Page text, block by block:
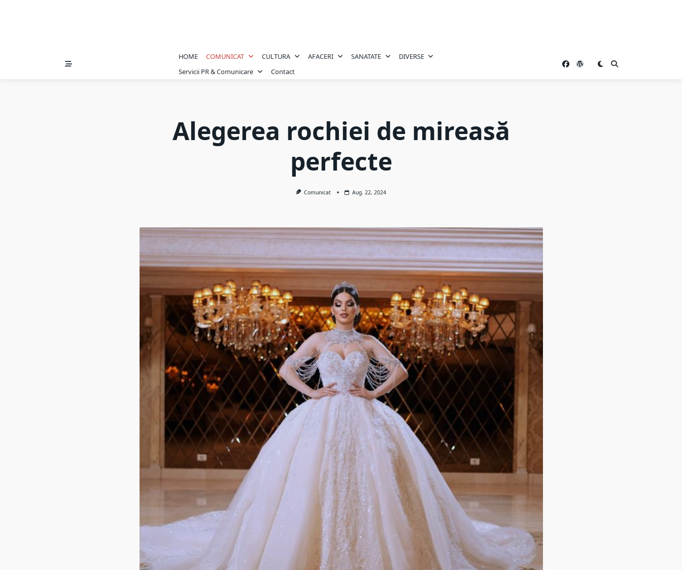
HOME COMUNICAT CULTURA AFACERI SANATATE
DIVERSE
Servicii PR & Comunicare
Contact
Alegerea rochiei de mireasă
perfecte
Comunicat Aug. 22, 2024